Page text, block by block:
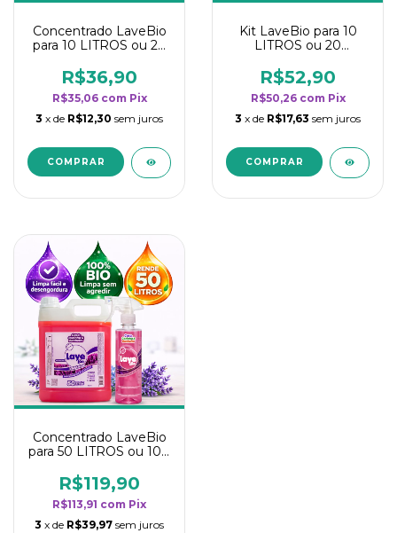
Concentrado LaveBio
para 10 LITROS ou 20
rendimento da
categoria - Lavanda
R$36,90
R$35,06 com Pix
3 x de R$12,30 sem juros
Kit LaveBio para 10
LITROS ou 20
rendimento da
categoria - Lavanda
R$52,90
R$50,26 com Pix
3 x de R$17,63 sem juros
Concentrado LaveBio
para 50 LITROS ou 100
rendimento da
categoria - Lavanda
R$119,90
R$113,91 com Pix
3 x de R$39,97 sem juros